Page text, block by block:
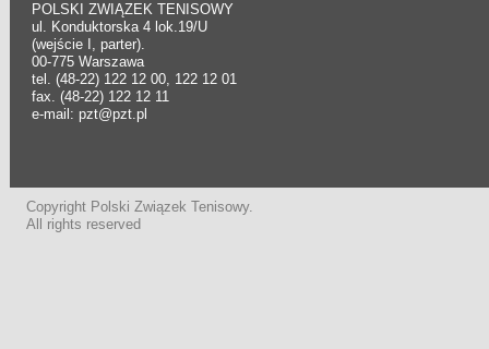
POLSKI ZWIĄZEK TENISOWY
ul. Konduktorska 4 lok.19/U
(wejście I, parter).
00-775 Warszawa
tel. (48-22) 122 12 00, 122 12 01
fax. (48-22) 122 12 11
e-mail: pzt@pzt.pl
Copyright Polski Związek Tenisowy.
All rights reserved